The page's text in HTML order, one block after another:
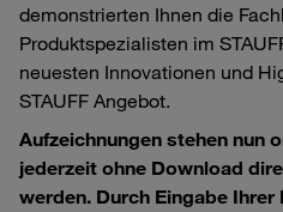
demonstrierten Ihnen die
Produktspezialisten im
neuesten Innovationen und
STAUFF Angebot.
Aufzeichnungen stehen nun
jederzeit ohne Download
werden. Durch Eingabe